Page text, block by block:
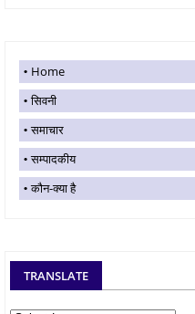
Home
सिवनी
समाचार
सम्पादकीय
कौन-क्या है
TRANSLATE